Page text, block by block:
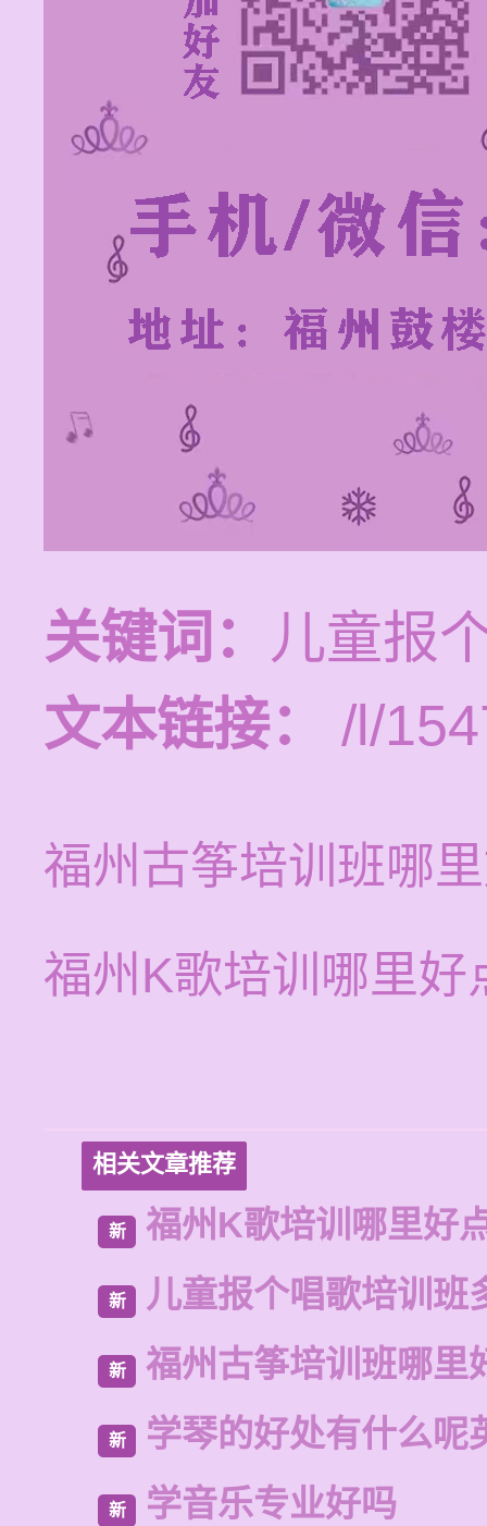
关键词： 儿童报
文本链接：
/l/
福州古筝培训班哪
福州K歌培训哪里好
相关文章推荐
新 福州K歌培训哪里好
新 儿童报个唱歌培训班
新 福州古筝培训班哪里
新 学琴的好处有什么呢
新 学音乐专业好吗